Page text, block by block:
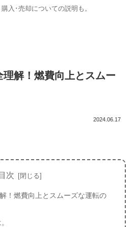
入･売却についての説明も。
理解！燃費向上とスムー
2024.06.17
目次
！燃費向上とスムーズな運転の